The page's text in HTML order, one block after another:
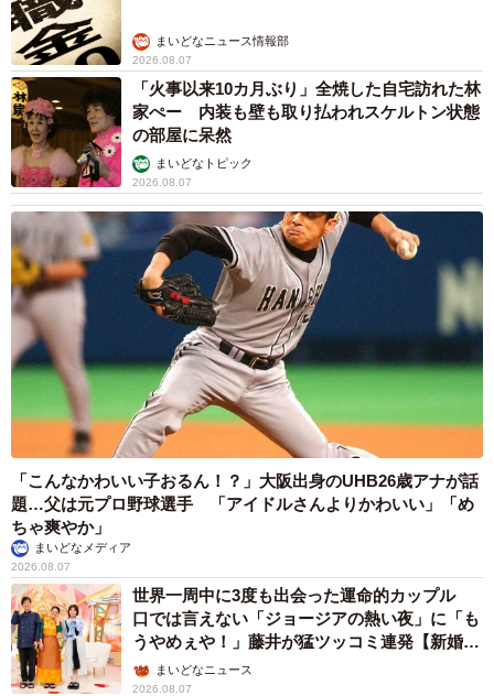
まいどなニュース情報部
2026.08.07
「火事以来10カ月ぶり」全焼した自宅訪れた林
家ぺー 内装も壁も取り払われスケルトン状態
の部屋に呆然
まいどなトピック
2026.08.07
「こんなかわいい子おるん！？」大阪出身のUHB26歳アナが話
題…父は元プロ野球選手 「アイドルさんよりかわいい」「め
ちゃ爽やか」
まいどなメディア
2026.08.07
世界一周中に3度も出会った運命的カップル
口では言えない「ジョージアの熱い夜」に「も
うやめぇや！」藤井が猛ツッコミ連発【新婚さ
ん】まいどなニュース
2026.08.07